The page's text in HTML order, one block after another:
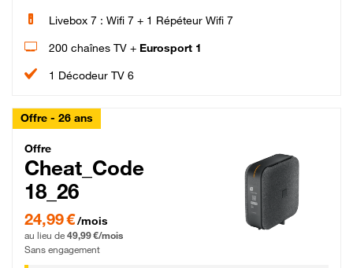
Livebox 7 : Wifi 7 + 1 Répéteur Wifi 7
200 chaînes TV + Eurosport 1
1 Décodeur TV 6
Offre - 26 ans
Cheat_Code Fibre_18_26
Offre
Cheat_Code
18_26
24,99 € par mois pendant 0 mois puis 49,99 € par mois, Sans engagement
24,99 €/mois
au lieu de 49,99 €/mois
Sans engagement